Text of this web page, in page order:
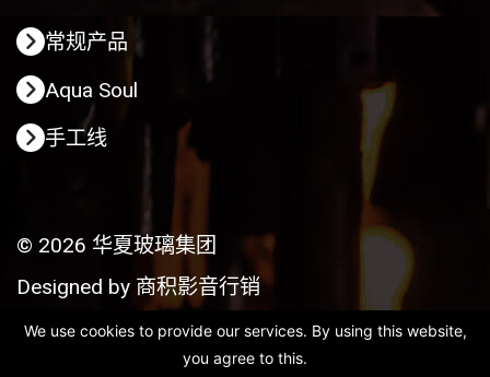
常规产品
Aqua Soul
手工线
© 2026 华夏玻璃集团
Designed by 商积影音行销
We use cookies to provide our services. By using this website,
you agree to this.